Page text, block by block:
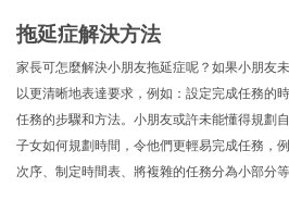
拖延症解決方法
家長可怎麼解決小朋友拖延症呢？如果小朋友
以更清晰地表達要求，例如：設定完成任務的
任務的步驟和方法。小朋友或許未能懂得規劃
子女如何規劃時間，令他們更輕易完成任務，
次序、制定時間表、將複雜的任務分為小部分